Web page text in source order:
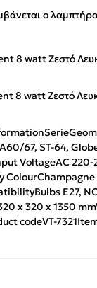
o
8 watt Ζεστό
8 watt Ζεστό
Serie
67, ST-64,
VoltageAC 220-
ColourChampagne
Bulbs E27,
x 320 x 1350 mm
codeVT-7321